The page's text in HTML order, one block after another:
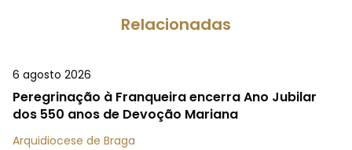
Relacionadas
6 agosto 2026
Peregrinação à Franqueira encerra Ano Jubilar
dos 550 anos de Devoção Mariana
Arquidiocese de Braga